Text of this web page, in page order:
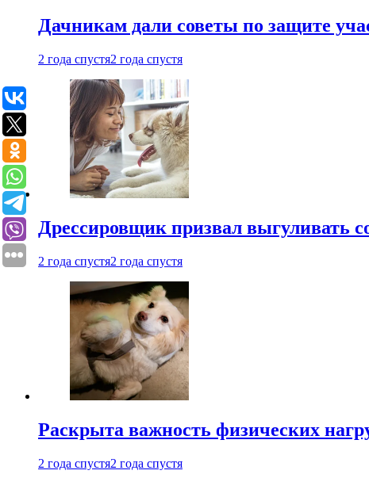
Дачникам дали советы по защите
2 года спустя2 года спустя
Дрессировщик призвал выгуливать
2 года спустя2 года спустя
Раскрыта важность физических
2 года спустя2 года спустя